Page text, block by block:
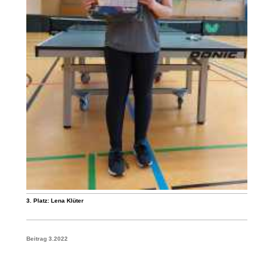
3. Platz: Lena Klüter
Beitrag 3.2022